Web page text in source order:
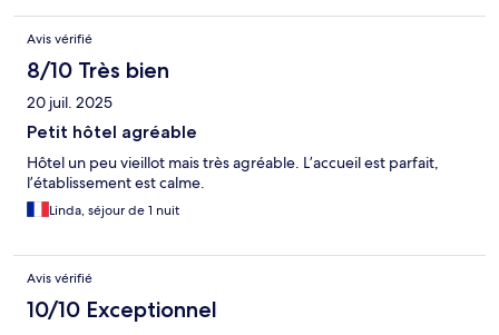
Avis vérifié
8/10 Très bien
20 juil. 2025
Petit hôtel agréable
Hôtel un peu vieillot mais très agréable. L’accueil est parfait,
l’établissement est calme.
Linda, séjour de 1 nuit
Avis vérifié
10/10 Exceptionnel